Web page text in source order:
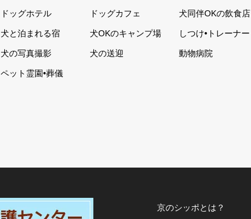
ドッグホテル ドッグカフェ 犬同伴OKの飲食店
犬と泊まれる宿 犬OKのキャンプ場 しつけ•トレーナー
犬の写真撮影 犬の送迎 動物病院
ペット霊園•葬儀
京のシッポとは？